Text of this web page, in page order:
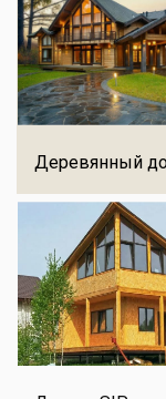
Деревянный